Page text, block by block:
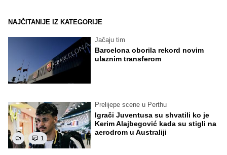
NAJČITANIJE IZ KATEGORIJE
Jačaju tim
Barcelona oborila rekord novim
ulaznim transferom
1
Prelijepe scene u Perthu
Igrači Juventusa su shvatili ko je
Kerim Alajbegović kada su stigli na
aerodrom u Australiji